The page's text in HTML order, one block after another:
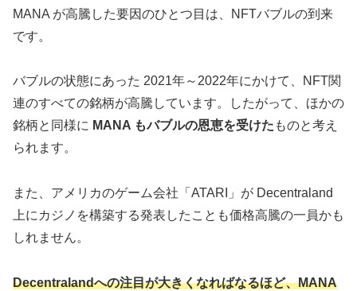
MANA が高騰した要因のひとつ目は、NFTバブルの到来
です。
バブルの状態にあった 2021年～2022年にかけて、NFT関
連のすべての銘柄が高騰しています。したがって、ほかの
銘柄と同様に MANA もバブルの恩恵を受けた ものと考え
られます。
また、アメリカのゲーム会社「ATARI」が Decentraland
上にカジノを構築する発表したことも価格高騰の一員かも
しれません。
Decentralandへの注目が大きくなればなるほど、MANA